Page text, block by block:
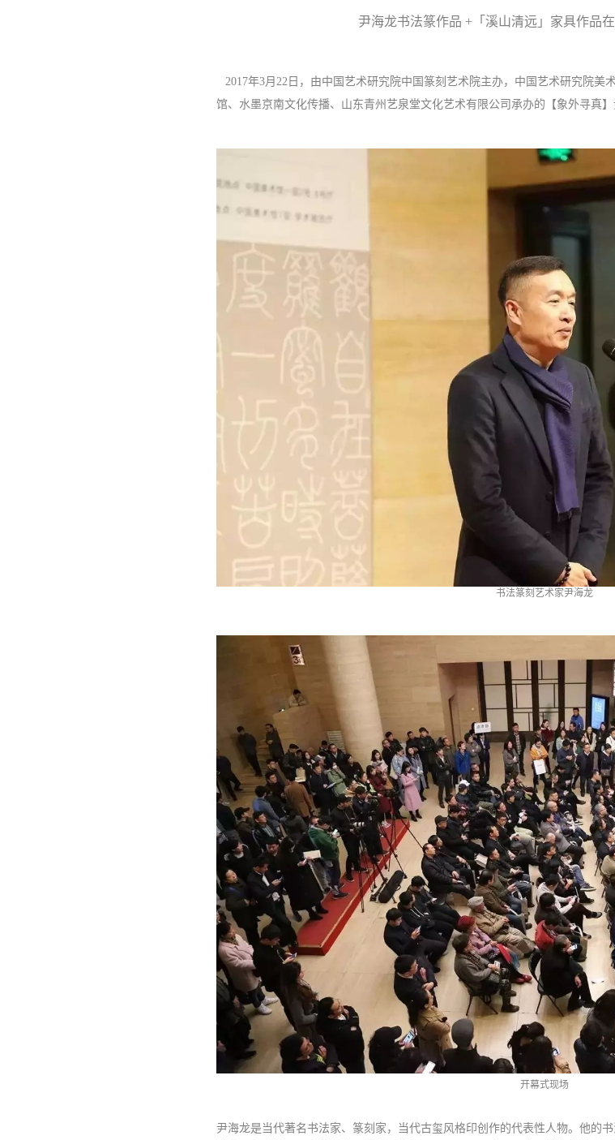
尹海龙书法篆作品 +「溪山清远」家具作品
2017年3月22日，由中国艺术研究院中国篆刻艺术院主办，中国艺术研究院美
馆、水墨京南文化传播、山东青州艺泉堂文化艺术有限公司承办的【象外寻真
书法篆刻艺术家尹海龙
开幕式现场
尹海龙是当代著名书法家、篆刻家，当代古玺风格印创作的代表性人物。他的